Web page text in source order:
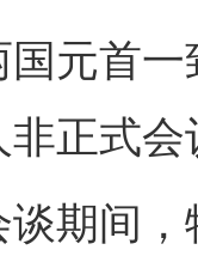
首一致
非正式
间，